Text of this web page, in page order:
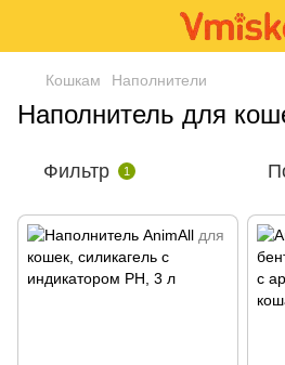
Кошкам Наполнители
Наполнитель для
Фильтр 1